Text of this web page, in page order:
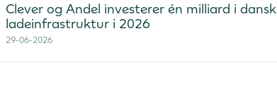
Clever og Andel investerer én milliard i dansk
ladeinfrastruktur i 2026
29-06-2026